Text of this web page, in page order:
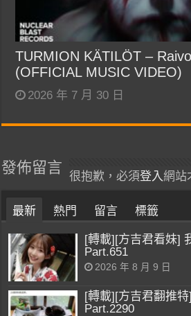
TURMION KÄTILÖT –
(OFFICIAL MUSIC VIDEO)
2026 年 7 月 30 日
發佈留言
很抱歉，必須登入網站
最新 熱門 留言 標籤
[轉載][方吉君看妹]
Part.651
2026 年 8 月 9 日
[轉載][方吉君翻推
Part.2290